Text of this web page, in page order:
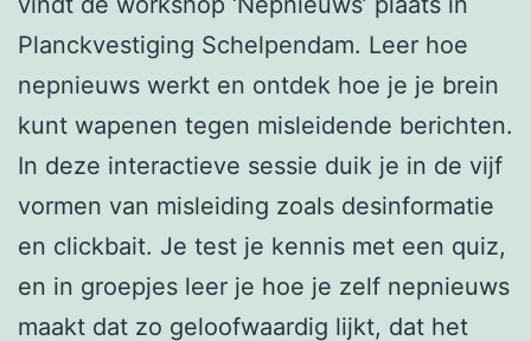
Planckvestiging Schelpendam. Leer hoe
nepnieuws werkt en ontdek hoe je je brein
kunt wapenen tegen misleidende berichten.
In deze interactieve sessie duik je in de vijf
vormen van misleiding zoals desinformatie
en clickbait. Je test je kennis met een quiz,
en in groepjes leer je hoe je zelf nepnieuws
maakt dat zo geloofwaardig lijkt, dat het